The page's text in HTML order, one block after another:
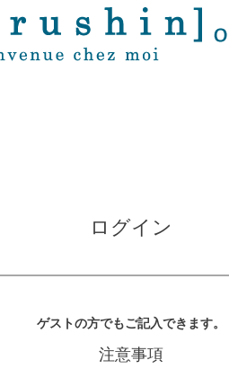
ログイン
ゲストの方でもご記入できます。
注意事項